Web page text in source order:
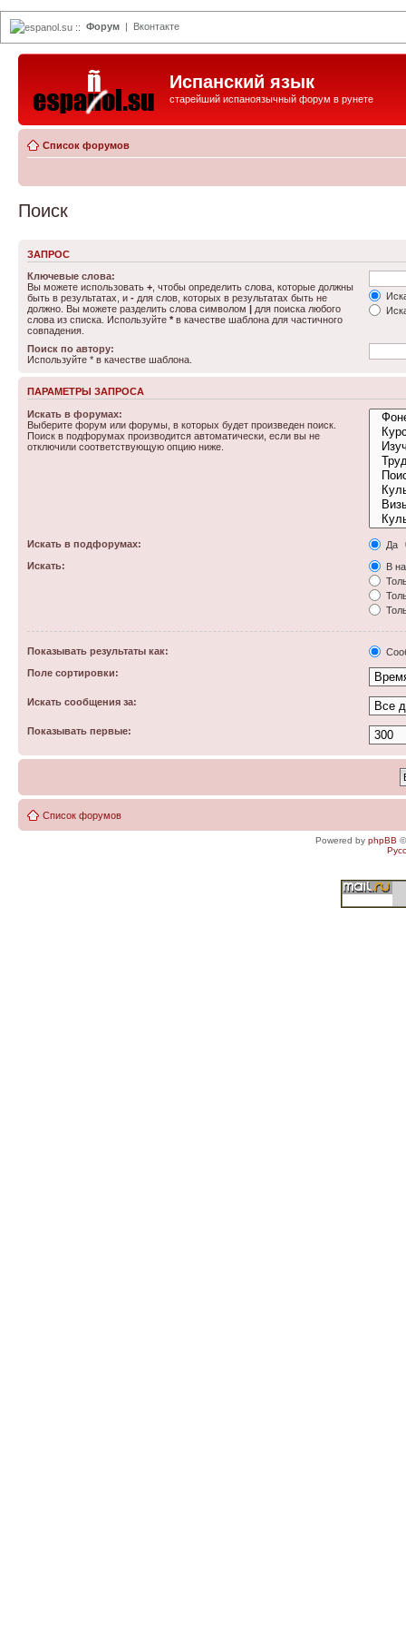
espanol.su :: Форум | Вконтакте
Испанский язык
старейший испаноязычный форум в рунете
Список форумов
Поиск
ЗАПРОС
Ключевые слова:
Вы можете использовать + , чтобы определить слова, которые должны
быть в результатах, и - для слов, которых в результатах быть не
должно. Вы можете разделить слова символом | для поиска любого
слова из списка. Используйте * в качестве шаблона для частичного
совпадения.
Поиск по автору:
Используйте * в качестве шаблона.
ПАРАМЕТРЫ ЗАПРОСА
Искать в форумах:
Выберите форум или форумы, в которых будет произведен поиск.
Поиск в подфорумах производится автоматически, если вы не
отключили соответствующую опцию ниже.
Искать в подфорумах:
Да
Искать:
В
Показывать результаты как:
Поле сортировки:
Искать сообщения за:
Показывать первые:
Список форумов
Powered by phpBB